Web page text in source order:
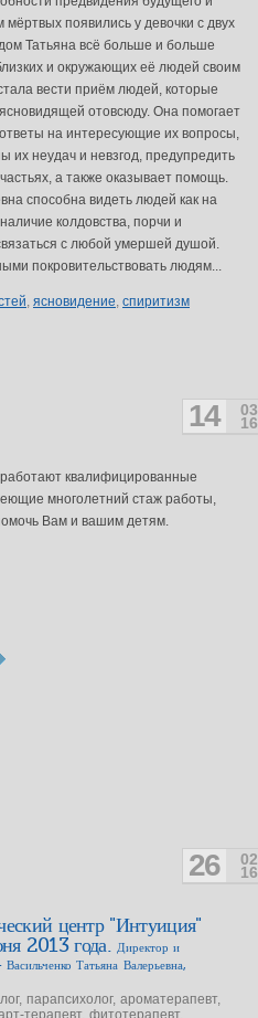
появились у девочки с двух
Татьяна всё больше и больше
и окружающих её людей своим
вести приём людей, которые
отовсюду. Она помогает
на интересующие их вопросы,
их неудач и невзгод, предупредить
а также оказывает помощь.
способна видеть людей как на
колдовства, порчи и
с любой умершей душой.
покровительствовать людям...
, ясновидение, спиритизм
03
16
14
квалифицированные
многолетний стаж работы,
Вам и вашим детям.
02
16
26
центр "Интуиция"
2013 года.Директор и
Татьяна Валерьевна,
парапсихолог, ароматерапевт,
терапевт, фитотерапевт,